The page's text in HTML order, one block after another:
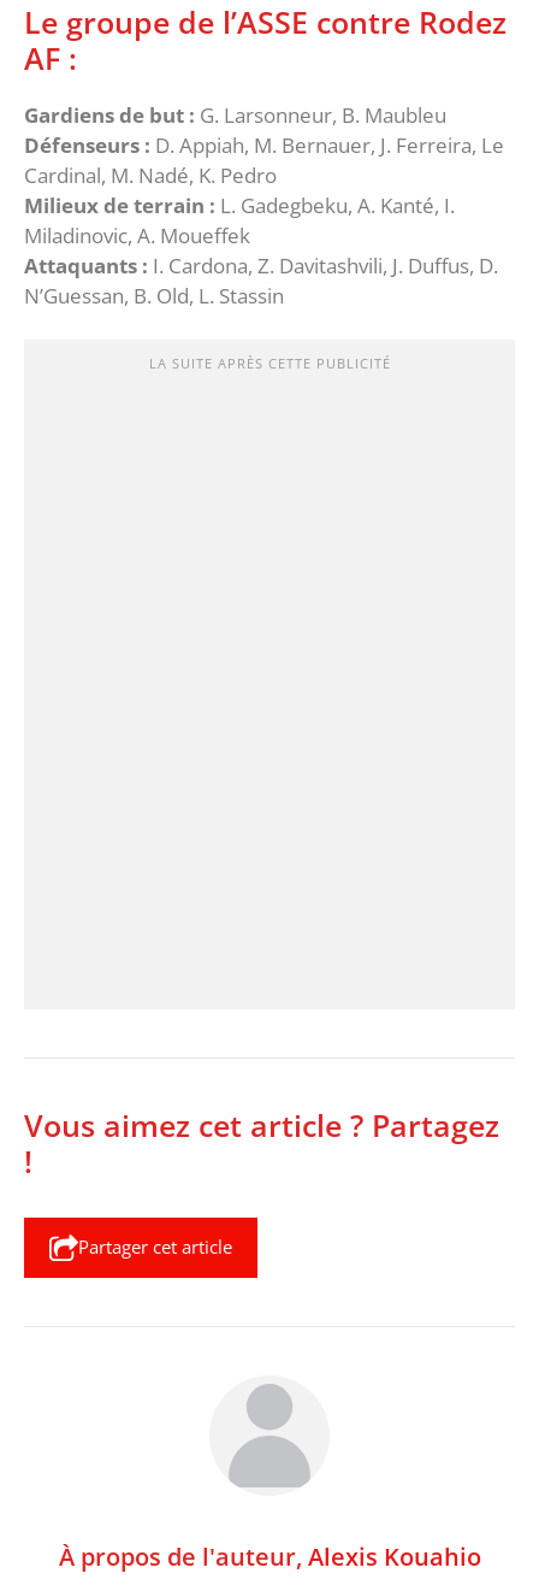
Le groupe de l’ASSE contre Rodez
AF :
Gardiens de but : G. Larsonneur, B. Maubleu
Défenseurs : D. Appiah, M. Bernauer, J. Ferreira, Le
Cardinal, M. Nadé, K. Pedro
Milieux de terrain : L. Gadegbeku, A. Kanté, I.
Miladinovic, A. Moueffek
Attaquants : I. Cardona, Z. Davitashvili, J. Duffus, D.
N’Guessan, B. Old, L. Stassin
LA SUITE APRÈS CETTE PUBLICITÉ
Vous aimez cet article ? Partagez
!
Partager cet article
À propos de l'auteur, Alexis Kouahio